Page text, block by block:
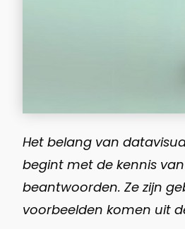
Het belang van
begint met de kennis
beantwoorden. Ze zijn
voorbeelden komen uit